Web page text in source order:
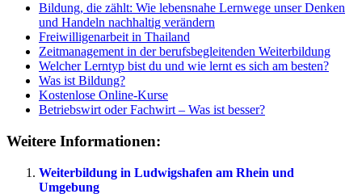
Bildung, die zählt: Wie lebensnahe Lernwege unser Denken
und Handeln nachhaltig verändern
Freiwilligenarbeit in Thailand
Zeitmanagement in der berufsbegleitenden Weiterbildung
Welcher Lerntyp bist du und wie lernt es sich am besten?
Was ist Bildung?
Kostenlose Online-Kurse
Betriebswirt oder Fachwirt – Was ist besser?
Weitere Informationen:
Weiterbildung in Ludwigshafen am Rhein und
Umgebung